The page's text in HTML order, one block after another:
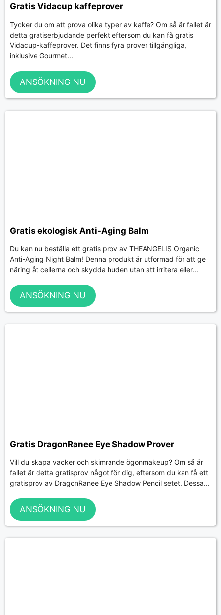
Gratis Vidacup kaffeprover
Tycker du om att prova olika typer av kaffe? Om så är fallet är
detta gratiserbjudande perfekt eftersom du kan få gratis
Vidacup-kaffeprover. Det finns fyra prover tillgängliga,
inklusive Gourmet...
ANSÖKNING NU
Gratis ekologisk Anti-Aging Balm
Du kan nu beställa ett gratis prov av THEANGELIS Organic
Anti-Aging Night Balm! Denna produkt är utformad för att ge
näring åt cellerna och skydda huden utan att irritera eller...
ANSÖKNING NU
Gratis DragonRanee Eye Shadow Prover
Vill du skapa vacker och skimrande ögonmakeup? Om så är
fallet är detta gratisprov något för dig, eftersom du kan få ett
gratisprov av DragonRanee Eye Shadow Pencil setet. Dessa...
ANSÖKNING NU